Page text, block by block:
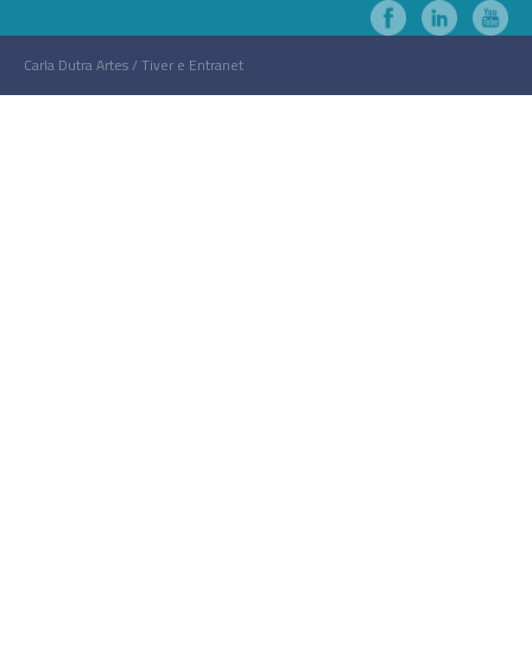
Carla Dutra Artes / Tiver e Entranet